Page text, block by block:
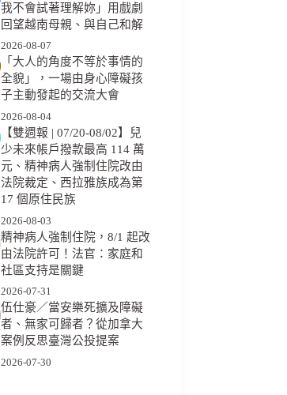
我不會試著理解妳」用戲劇
回望越南母親、與自己和解
2026-08-07
「大人的角度不等於事情的
全貌」，一場由身心障礙孩
子主動發起的交流大會
2026-08-04
【雙週報 | 07/20-08/02】兒
少未來帳戶撥款最高 114 萬
元、精神病人強制住院改由
法院裁定、西拉雅族成為第
17 個原住民族
2026-08-03
精神病人強制住院，8/1 起改
由法院許可！法官：家庭和
社區支持是關鍵
2026-07-31
伍仕豪／當安樂死擴及障礙
者、無家可歸者？從加拿大
案例反思臺灣公投提案
2026-07-30